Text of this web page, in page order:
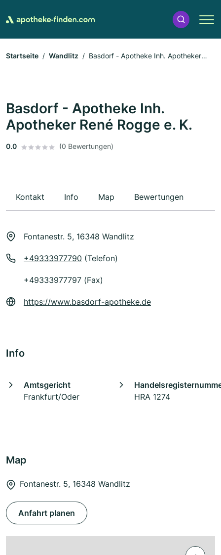
Startseite Wandlitz
Basdorf - Apotheke Inh. Apotheker
Basdorf - Apotheke Inh.
Apotheker René Rogge e. K.
0.0 (0 Bewertungen)
Kontakt Info Map Bewertungen
Fontanestr. 5, 16348 Wandlitz
+49333977790 (Telefon)
+49333977797 (Fax)
https://www.basdorf-apotheke.de
Info
Amtsgericht
Frankfurt/Oder
HRA 1274
Map
Fontanestr. 5, 16348 Wandlitz
Anfahrt planen